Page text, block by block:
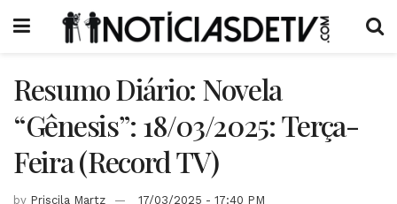
Resumo Diário: Novela
“Gênesis”: 18/03/2025: Terça-
Feira (Record TV)
by Priscila Martz 17/03/2025 - 17:40 PM